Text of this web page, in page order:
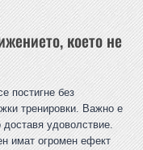
което не
постигне без
тренировки. Важно е
удоволствие.
имат огромен ефект